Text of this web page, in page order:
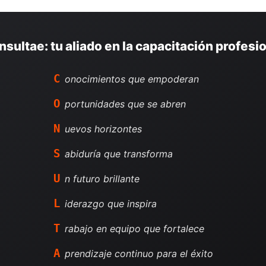
tu aliado en la capacitación
C onocimientos que empoderan
O portunidades que se abren
N uevos horizontes
S abiduría que transforma
U n futuro brillante
L iderazgo que inspira
T rabajo en equipo que fortalece
A prendizaje continuo para el éxito